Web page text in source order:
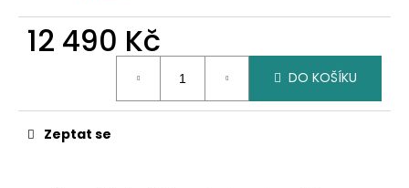
12 490 Kč
DO KOŠÍKU
Zeptat se
r
j
e
m